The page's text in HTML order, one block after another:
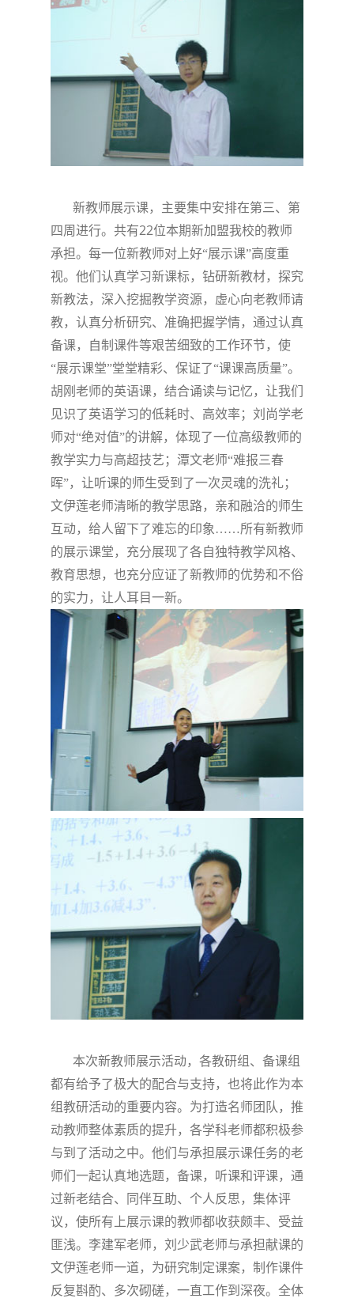
新教师展示课，主要集中安排在第三、第
四周进行。共有22位本期新加盟我校的教师
承担。每一位新教师对上好“展示课”高度重
视。他们认真学习新课标，钻研新教材，探究
新教法，深入挖掘教学资源，虚心向老教师请
教，认真分析研究、准确把握学情，通过认真
备课，自制课件等艰苦细致的工作环节，使
“展示课堂”堂堂精彩、保证了“课课高质量”。
胡刚 老师的英语课，结合诵读与记忆，让我们
见识了英语学习的低耗时、高效率； 刘尚学老
师对“绝对值”的讲解，体现了一位高级教师的
教学实力与高超技艺；潭文老师“难报三春
晖”，让听课的师生受到了一次灵魂的洗礼；
文伊莲老师清晰的教学思路，亲和融洽的师生
互动，给人留下了难忘的印象……所有新教师
的展示课堂，充分展现了各自独特教学风格、
教育思想，也充分应证了新教师的优势和不俗
的实力，让人耳目一新。
本次新教师展示活动，各教研组、备课组
都有给予了极大的配合与支持，也将此作为本
组教研活动的重要内容。为打造名师团队，推
动教师整体素质的提升，各学科老师都积极参
与到了活动之中。他们与承担展示课任务的老
师们一起认真地选题，备课，听课和评课，通
过新老结合、同伴互助、个人反思，集体评
议，使所有上展示课的教师都收获颇丰、受益
匪浅。 李建军老师， 刘少武老师与承担献课的
文伊莲老师一道，为研究制定课案，制作课件
反复斟酌、多次砌磋，一直工作到深夜。全体